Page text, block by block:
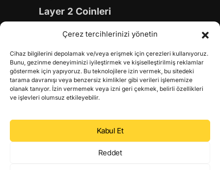
Çerez tercihlerinizi yönetin
Cihaz bilgilerini depolamak ve/veya erişmek için çerezleri kullanıyoruz.
Bunu, gezinme deneyiminizi iyileştirmek ve kişiselleştirilmiş reklamlar
göstermek için yapıyoruz. Bu teknolojilere izin vermek, bu sitedeki
tarama davranışı veya benzersiz kimlikler gibi verileri işlememize
olanak tanıyor. İzin vermemek veya izni geri çekmek, belirli özellikleri
ve işlevleri olumsuz etkileyebilir.
Kabul Et
Reddet
Layer 2 Coinleri
Yapay Zeka (AI) Coinleri
Gaming Coinleri
RWA Coinleri
DeFi Coinleri
DePIN Coinleri
Metaverse Coinleri
Web 3.0 Coinleri